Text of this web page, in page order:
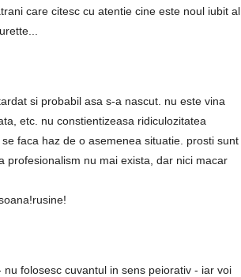
care citesc cu atentie cine este noul iubit al
si probabil asa s-a nascut. nu este vina
etc. nu constientizeasa ridiculozitatea
faca haz de o asemenea situatie. prosti sunt
profesionalism nu mai exista, dar nici macar
folosesc cuvantul in sens peiorativ - iar voi